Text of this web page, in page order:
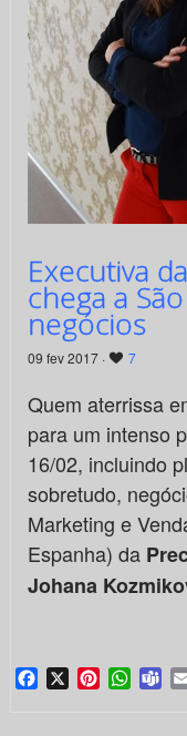
Executiva
chega a
negócios
09 fev 2017 · 7
Quem aterrissa
para um intenso
16/02, incluindo
sobretudo,
Marketing e
Espanha) da
Johana
Facebook
X Pinterest